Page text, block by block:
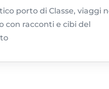
porto di Classe, viaggi
con racconti e cibi del